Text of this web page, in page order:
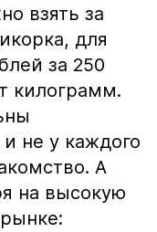
взять за
для
за 250
килограмм.
не у каждого
А
на высокую